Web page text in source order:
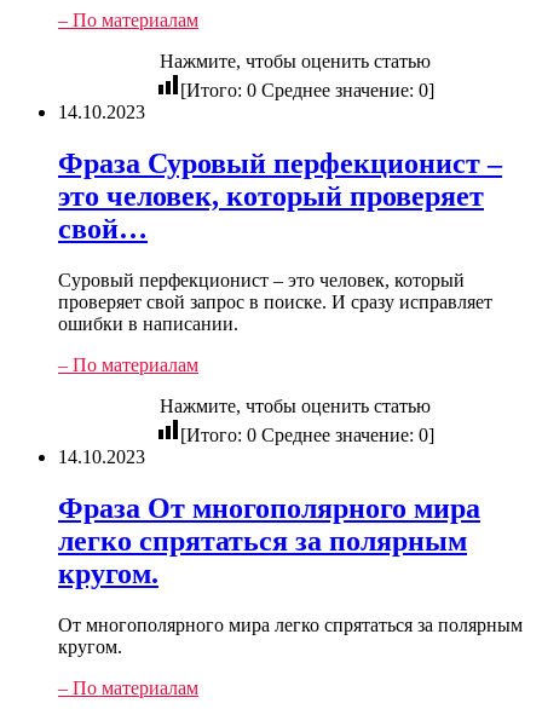
– По материалам
Нажмите, чтобы оценить статью
[Итого: 0 Среднее значение: 0]
14.10.2023
Фраза Суровый перфекционист –
это человек, который проверяет
свой…
Суровый перфекционист – это человек, который
проверяет свой запрос в поиске. И сразу исправляет
ошибки в написании.
– По материалам
Нажмите, чтобы оценить статью
[Итого: 0 Среднее значение: 0]
14.10.2023
Фраза От многополярного мира
легко спрятаться за полярным
кругом.
От многополярного мира легко спрятаться за полярным
кругом.
– По материалам